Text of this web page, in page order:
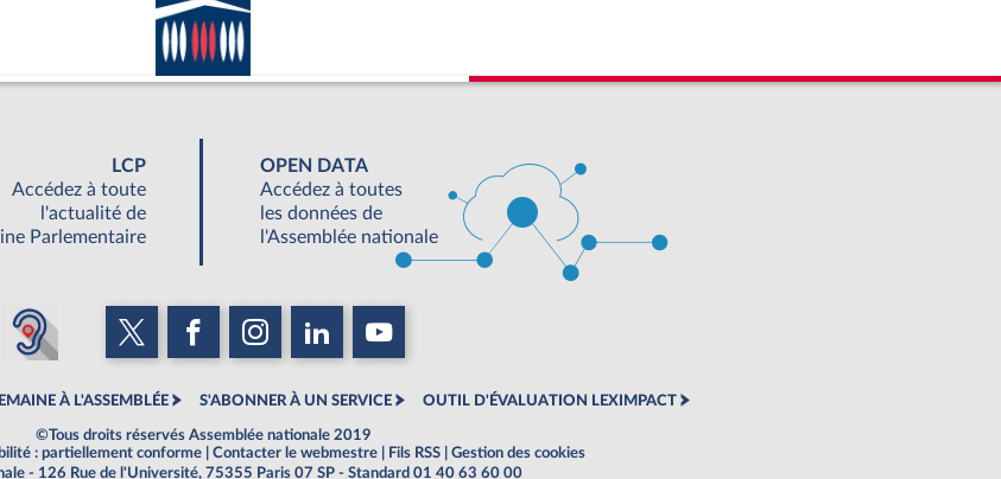
LCP
Accédez à toute
l'actualité de
Parlementaire
OPEN DATA
Accédez à toutes
les données de
l'Assemblée nationale
À L'ASSEMBLÉE S'ABONNER À UN SERVICE OUTIL D'ÉVALUATION LEXIMPACT
©Tous droits réservés Assemblée nationale 2019
: partiellement conforme Contacter le webmestre Fils RSS
Gestion des cookies
- 126 Rue de l'Université, 75355 Paris 07 SP - Standard 01 40 63 60 00